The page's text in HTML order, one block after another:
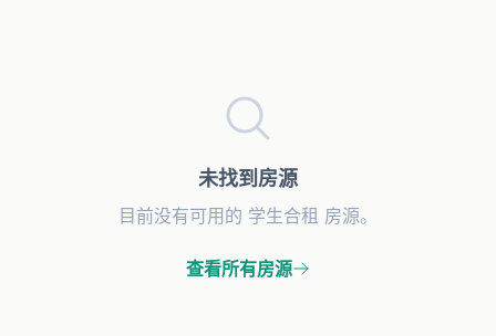
未找到房源
目前没有可用的 学生合租 房源。
查看所有房源